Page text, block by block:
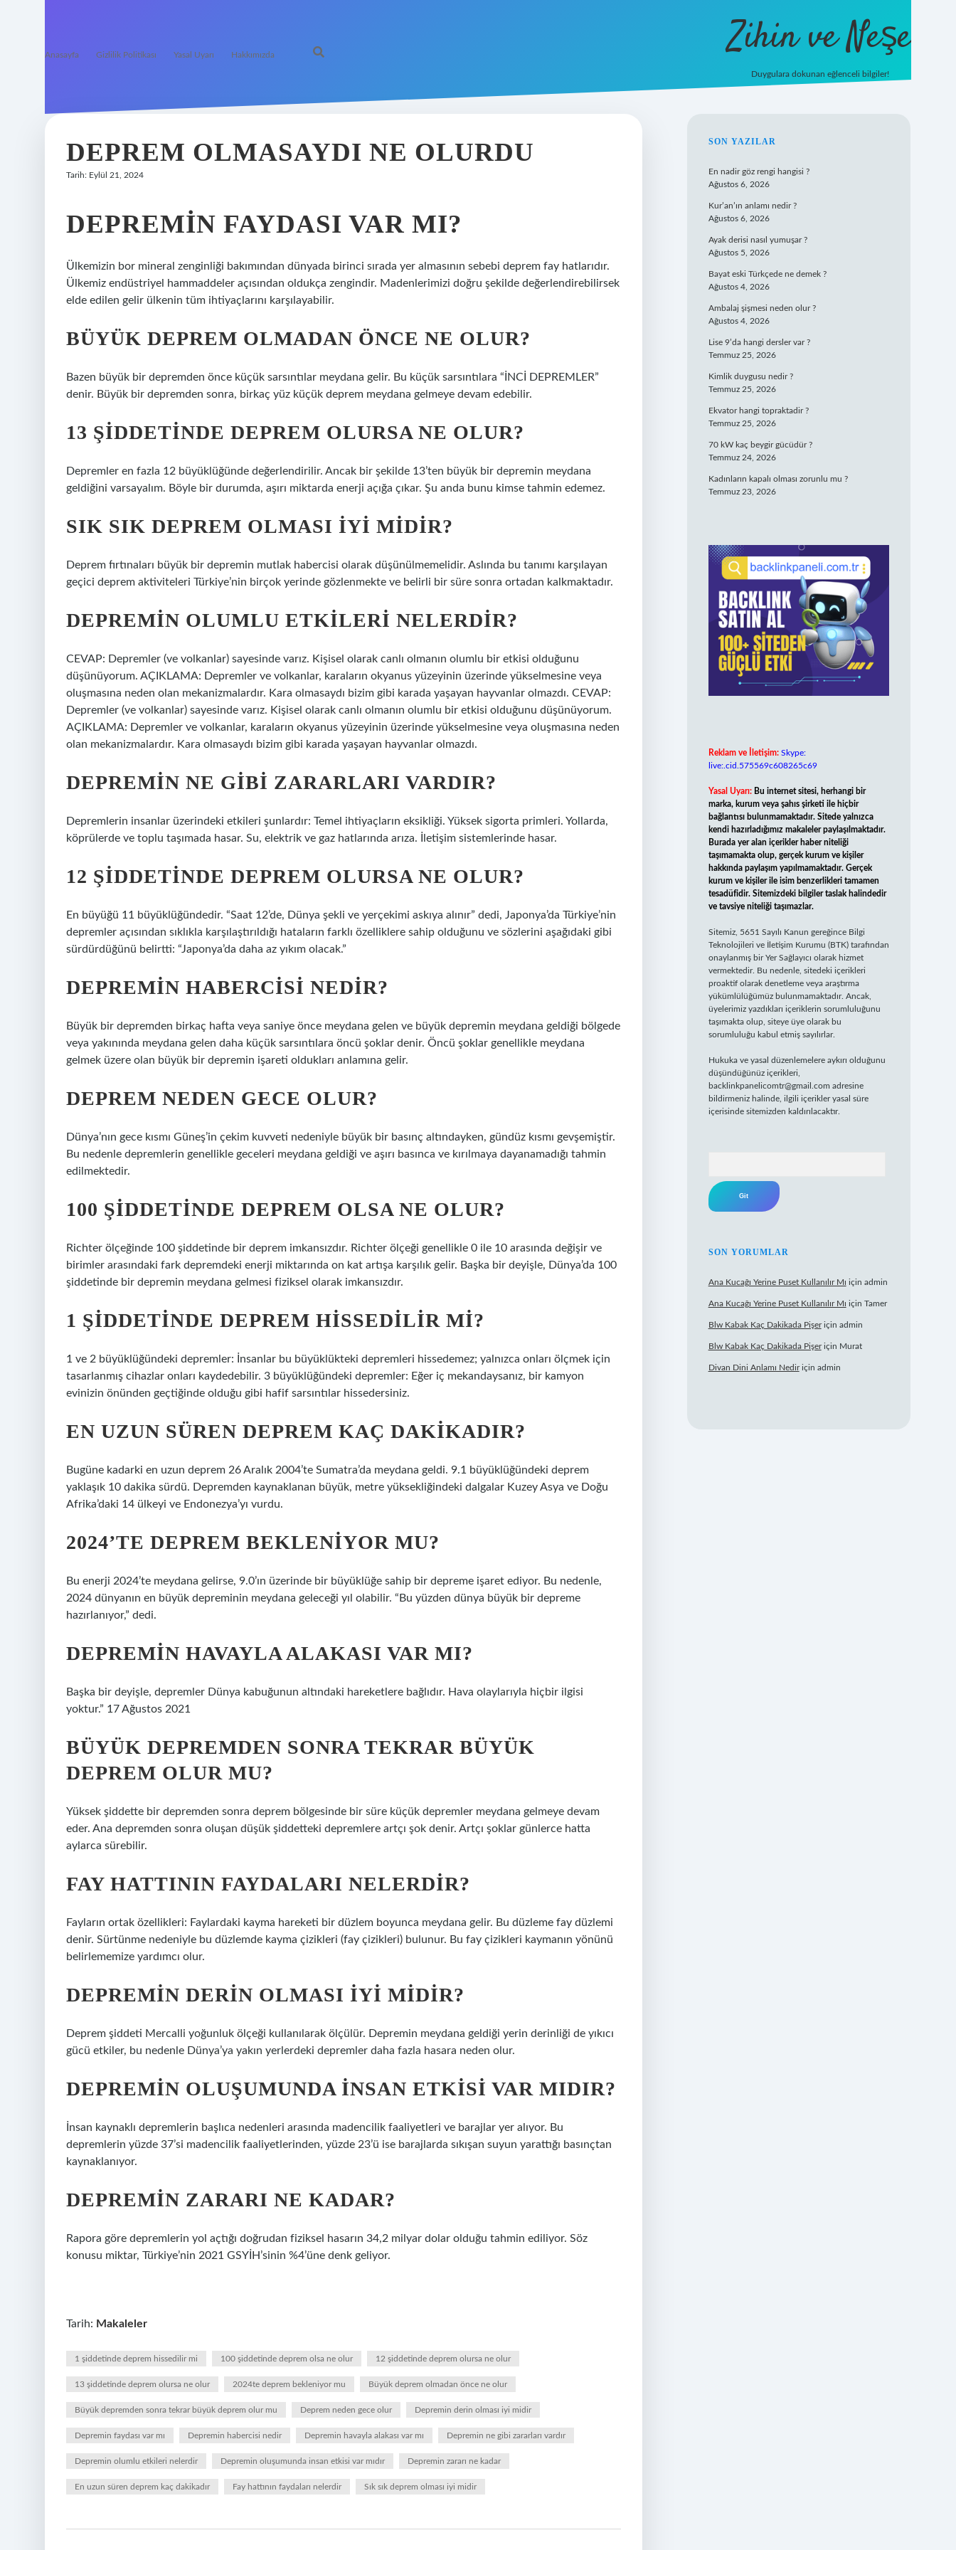
Anasayfa Gizlilik Politikası Yasal Uyarı Hakkımızda Zihin ve Neşe
Duygulara dokunan eğlenceli bilgiler!
DEPREM OLMASAYDI NE OLURDU
Tarih: Eylül 21, 2024
DEPREMIN FAYDASI VAR MI?
Ülkemizin bor mineral zenginliği bakımından dünyada birinci sırada yer almasının sebebi deprem fay hatlarıdır.
Ülkemiz endüstriyel hammaddeler açısından oldukça zengindir. Madenlerimizi doğru şekilde değerlendirebilirsek
elde edilen gelir ülkenin tüm ihtiyaçlarını karşılayabilir.
BÜYÜK DEPREM OLMADAN ÖNCE NE OLUR?
Bazen büyük bir depremden önce küçük sarsıntılar meydana gelir. Bu küçük sarsıntılara “İNCİ DEPREMLER”
denir. Büyük bir depremden sonra, birkaç yüz küçük deprem meydana gelmeye devam edebilir.
13 ŞIDDETINDE DEPREM OLURSA NE OLUR?
Depremler en fazla 12 büyüklüğünde değerlendirilir. Ancak bir şekilde 13’ten büyük bir depremin meydana
geldiğini varsayalım. Böyle bir durumda, aşırı miktarda enerji açığa çıkar. Şu anda bunu kimse tahmin edemez.
SIK SIK DEPREM OLMASI IYI MIDIR?
Deprem fırtınaları büyük bir depremin mutlak habercisi olarak düşünülmemelidir. Aslında bu tanımı karşılayan
geçici deprem aktiviteleri Türkiye’nin birçok yerinde gözlenmekte ve belirli bir süre sonra ortadan kalkmaktadır.
DEPREMIN OLUMLU ETKILERI NELERDIR?
CEVAP: Depremler (ve volkanlar) sayesinde varız. Kişisel olarak canlı olmanın olumlu bir etkisi olduğunu
düşünüyorum. AÇIKLAMA: Depremler ve volkanlar, karaların okyanus yüzeyinin üzerinde yükselmesine veya
oluşmasına neden olan mekanizmalardır. Kara olmasaydı bizim gibi karada yaşayan hayvanlar olmazdı. CEVAP:
Depremler (ve volkanlar) sayesinde varız. Kişisel olarak canlı olmanın olumlu bir etkisi olduğunu düşünüyorum.
AÇIKLAMA: Depremler ve volkanlar, karaların okyanus yüzeyinin üzerinde yükselmesine veya oluşmasına neden
olan mekanizmalardır. Kara olmasaydı bizim gibi karada yaşayan hayvanlar olmazdı.
DEPREMIN NE GIBI ZARARLARI VARDIR?
Depremlerin insanlar üzerindeki etkileri şunlardır: Temel ihtiyaçların eksikliği. Yüksek sigorta primleri. Yollarda,
köprülerde ve toplu taşımada hasar. Su, elektrik ve gaz hatlarında arıza. İletişim sistemlerinde hasar.
12 ŞIDDETINDE DEPREM OLURSA NE OLUR?
En büyüğü 11 büyüklüğündedir. “Saat 12’de, Dünya şekli ve yerçekimi askıya alınır” dedi, Japonya’da Türkiye’nin
depremler açısından sıklıkla karşılaştırıldığı hataların farklı özelliklere sahip olduğunu ve sözlerini aşağıdaki gibi
sürdürdüğünü belirtti: “Japonya’da daha az yıkım olacak.”
DEPREMIN HABERCISI NEDIR?
Büyük bir depremden birkaç hafta veya saniye önce meydana gelen ve büyük depremin meydana geldiği bölgede
veya yakınında meydana gelen daha küçük sarsıntılara öncü şoklar denir. Öncü şoklar genellikle meydana
gelmek üzere olan büyük bir depremin işareti oldukları anlamına gelir.
DEPREM NEDEN GECE OLUR?
Dünya’nın gece kısmı Güneş’in çekim kuvveti nedeniyle büyük bir basınç altındayken, gündüz kısmı gevşemiştir.
Bu nedenle depremlerin genellikle geceleri meydana geldiği ve aşırı basınca ve kırılmaya dayanamadığı tahmin
edilmektedir.
100 ŞIDDETINDE DEPREM OLSA NE OLUR?
Richter ölçeğinde 100 şiddetinde bir deprem imkansızdır. Richter ölçeği genellikle 0 ile 10 arasında değişir ve
birimler arasındaki fark depremdeki enerji miktarında on kat artışa karşılık gelir. Başka bir deyişle, Dünya’da 100
şiddetinde bir depremin meydana gelmesi fiziksel olarak imkansızdır.
1 ŞIDDETINDE DEPREM HISSEDILIR MI?
1 ve 2 büyüklüğündeki depremler: İnsanlar bu büyüklükteki depremleri hissedemez; yalnızca onları ölçmek için
tasarlanmış cihazlar onları kaydedebilir. 3 büyüklüğündeki depremler: Eğer iç mekandaysanız, bir kamyon
evinizin önünden geçtiğinde olduğu gibi hafif sarsıntılar hissedersiniz.
EN UZUN SÜREN DEPREM KAÇ DAKIKADIR?
Bugüne kadarki en uzun deprem 26 Aralık 2004’te Sumatra’da meydana geldi. 9.1 büyüklüğündeki deprem
yaklaşık 10 dakika sürdü. Depremden kaynaklanan büyük, metre yüksekliğindeki dalgalar Kuzey Asya ve Doğu
Afrika’daki 14 ülkeyi ve Endonezya’yı vurdu.
2024’TE DEPREM BEKLENIYOR MU?
Bu enerji 2024’te meydana gelirse, 9.0’ın üzerinde bir büyüklüğe sahip bir depreme işaret ediyor. Bu nedenle,
2024 dünyanın en büyük depreminin meydana geleceği yıl olabilir. “Bu yüzden dünya büyük bir depreme
hazırlanıyor,” dedi.
DEPREMIN HAVAYLA ALAKASI VAR MI?
Başka bir deyişle, depremler Dünya kabuğunun altındaki hareketlere bağlıdır. Hava olaylarıyla hiçbir ilgisi
yoktur.” 17 Ağustos 2021
BÜYÜK DEPREMDEN SONRA TEKRAR BÜYÜK
DEPREM OLUR MU?
Yüksek şiddette bir depremden sonra deprem bölgesinde bir süre küçük depremler meydana gelmeye devam
eder. Ana depremden sonra oluşan düşük şiddetteki depremlere artçı şok denir. Artçı şoklar günlerce hatta
aylarca sürebilir.
FAY HATTININ FAYDALARI NELERDIR?
Fayların ortak özellikleri: Faylardaki kayma hareketi bir düzlem boyunca meydana gelir. Bu düzleme fay düzlemi
denir. Sürtünme nedeniyle bu düzlemde kayma çizikleri (fay çizikleri) bulunur. Bu fay çizikleri kaymanın yönünü
belirlememize yardımcı olur.
DEPREMIN DERIN OLMASI IYI MIDIR?
Deprem şiddeti Mercalli yoğunluk ölçeği kullanılarak ölçülür. Depremin meydana geldiği yerin derinliği de yıkıcı
gücü etkiler, bu nedenle Dünya’ya yakın yerlerdeki depremler daha fazla hasara neden olur.
DEPREMIN OLUŞUMUNDA INSAN ETKISI VAR MIDIR?
İnsan kaynaklı depremlerin başlıca nedenleri arasında madencilik faaliyetleri ve barajlar yer alıyor. Bu
depremlerin yüzde 37’si madencilik faaliyetlerinden, yüzde 23’ü ise barajlarda sıkışan suyun yarattığı basınçtan
kaynaklanıyor.
DEPREMIN ZARARI NE KADAR?
Rapora göre depremlerin yol açtığı doğrudan fiziksel hasarın 34,2 milyar dolar olduğu tahmin ediliyor. Söz
konusu miktar, Türkiye’nin 2021 GSYİH’sinin %4’üne denk geliyor.
Tarih: Makaleler
1 şiddetinde deprem hissedilir mi 100 şiddetinde deprem olsa ne olur 12 şiddetinde deprem olursa ne olur
13 şiddetinde deprem olursa ne olur 2024te deprem bekleniyor mu Büyük deprem olmadan önce ne olur
Büyük depremden sonra tekrar büyük deprem olur mu Deprem neden gece olur Depremin derin olması iyi midir
Depremin faydası var mı Depremin habercisi nedir Depremin havayla alakası var mı Depremin ne gibi zararları vardır
Depremin olumlu etkileri nelerdir Depremin oluşumunda insan etkisi var mıdır Depremin zararı ne kadar
En uzun süren deprem kaç dakikadır Fay hattının faydaları nelerdir Sık sık deprem olması iyi midir
SIDEBAR
SON YAZILAR
En nadir göz rengi hangisi ?
Ağustos 6, 2026
Kur’an’ın anlamı nedir ?
Ağustos 6, 2026
Ayak derisi nasıl yumuşar ?
Ağustos 5, 2026
Bayat eski Türkçede ne demek ?
Ağustos 4, 2026
Ambalaj şişmesi neden olur ?
Ağustos 4, 2026
Lise 9’da hangi dersler var ?
Temmuz 25, 2026
Kimlik duygusu nedir ?
Temmuz 25, 2026
Ekvator hangi topraktadir ?
Temmuz 25, 2026
70 kW kaç beygir gücüdür ?
Temmuz 24, 2026
Kadınların kapalı olması zorunlu mu ?
Temmuz 23, 2026
Reklam ve İletişim: Skype:
live:.cid.575569c608265c69
Yasal Uyarı: Bu internet sitesi, herhangi bir
marka, kurum veya şahıs şirketi ile hiçbir
bağlantısı bulunmamaktadır. Sitede yalnızca
kendi hazırladığımız makaleler paylaşılmaktadır.
Burada yer alan içerikler haber niteliği
taşımamakta olup, gerçek kurum ve kişiler
hakkında paylaşım yapılmamaktadır. Gerçek
kurum ve kişiler ile isim benzerlikleri tamamen
tesadüfidir. Sitemizdeki bilgiler taslak halindedir
ve tavsiye niteliği taşımazlar.
Sitemiz, 5651 Sayılı Kanun gereğince Bilgi
Teknolojileri ve İletişim Kurumu (BTK) tarafından
onaylanmış bir Yer Sağlayıcı olarak hizmet
vermektedir. Bu nedenle, sitedeki içerikleri
proaktif olarak denetleme veya araştırma
yükümlülüğümüz bulunmamaktadır. Ancak,
üyelerimiz yazdıkları içeriklerin sorumluluğunu
taşımakta olup, siteye üye olarak bu
sorumluluğu kabul etmiş sayılırlar.
Hukuka ve yasal düzenlemelere aykırı olduğunu
düşündüğünüz içerikleri,
backlinkpanelicomtr@gmail.com adresine
bildirmeniz halinde, ilgili içerikler yasal süre
içerisinde sitemizden kaldırılacaktır.
SON YORUMLAR
Ana Kucağı Yerine Puset Kullanılır Mı için admin
Ana Kucağı Yerine Puset Kullanılır Mı için Tamer
Blw Kabak Kaç Dakikada Pişeriçin admin
Blw Kabak Kaç Dakikada Pişeriçin Murat
Divan Dini Anlamı Nediriçin admin